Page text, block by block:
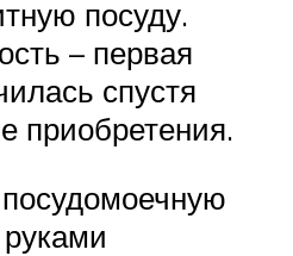
посуду.
– первая
спустя
приобретения.